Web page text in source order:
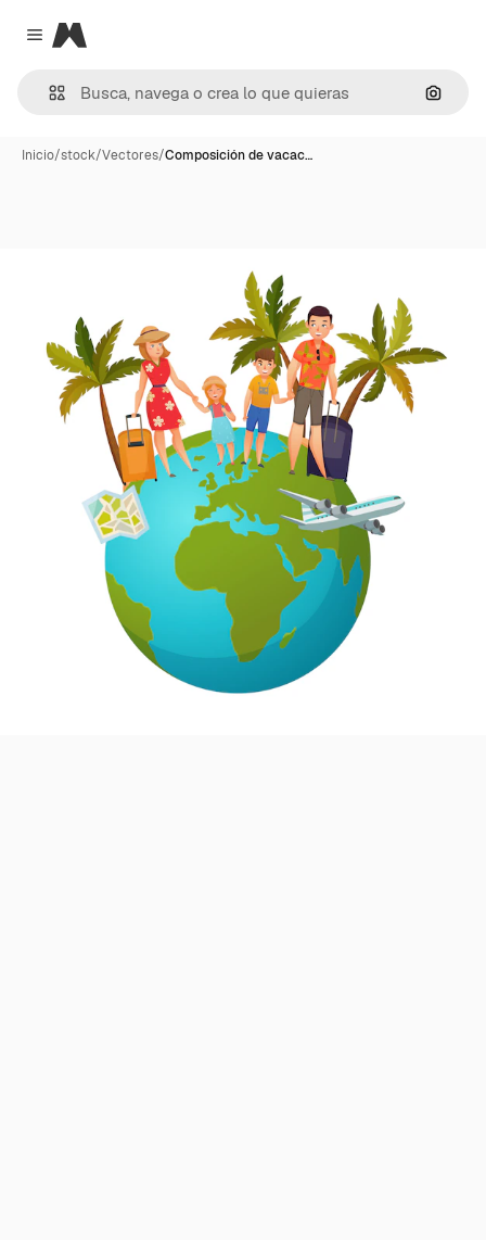
Close menu
Magnific
Inicio/stock/Vectores/Composición de vacac…